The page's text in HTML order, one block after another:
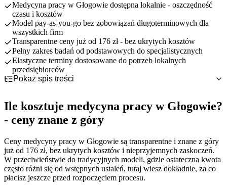
Medycyna pracy w Głogowie dostępna lokalnie - oszczędność
czasu i kosztów
Model pay-as-you-go bez zobowiązań długoterminowych dla
wszystkich firm
Transparentne ceny już od 176 zł - bez ukrytych kosztów
Pełny zakres badań od podstawowych do specjalistycznych
Elastyczne terminy dostosowane do potrzeb lokalnych
przedsiębiorców
Pokaż spis treści
Transparentny cennik - bez ukrytych kosztów
Dlaczego ceny są znane z góry?
Medycyna pracy w Głogowie bez zobowiązań - model pay-as-
Pay-as-you-go vs tradycyjne umowy - porównanie
Jakie badania można wykonać w medycynie pracy w
Pełny zakres badań - od podstawowych do specjalistycznych
Dostosowanie do różnych stanowisk - monitoring zdrowia
Dlaczego lokalna medycyna pracy w Głogowie?
Oszczędność czasu i kosztów - lokalne korzyści
Elastyczne terminy dla lokalnych firm
Ile kosztuje medycyna pracy w Głogowie?
- ceny znane z góry
Ceny medycyny pracy w Głogowie są transparentne i znane z góry
już od 176 zł, bez ukrytych kosztów i nieprzyjemnych zaskoczeń.
W przeciwieństwie do tradycyjnych modeli, gdzie ostateczna kwota
często różni się od wstępnych ustaleń, tutaj wiesz dokładnie, za co
płacisz jeszcze przed rozpoczęciem procesu.